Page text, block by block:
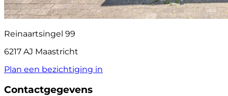
Reinaartsingel 99
6217 AJ Maastricht
Plan een bezichtiging in
Contactgegevens